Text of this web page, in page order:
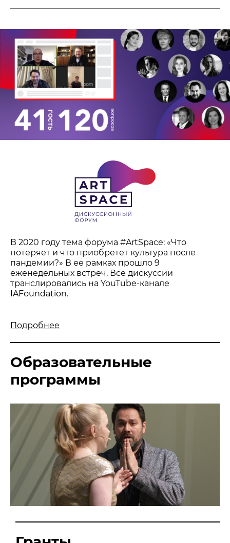
В 2020 году тема форума #ArtSpace: «Что
потеряет и что приобретет культура после
пандемии?» В ее рамках прошло 9
еженедельных встреч. Все дискуссии
транслировались на YouTube-канале
IAFoundation.
Подробнее
Образовательные
программы